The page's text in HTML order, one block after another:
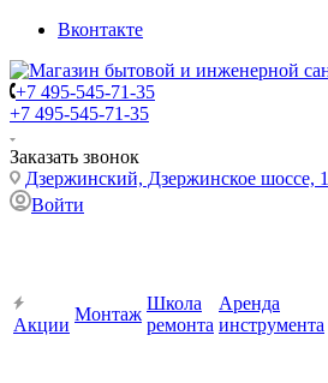
Вконтакте
+7 495-545-71-35
+7 495-545-71-35
Заказать звонок
Дзержинский, Дзержинское шоссе, 1
Войти
Акции
Монтаж
Школа
ремонта
Аренда
инструмента